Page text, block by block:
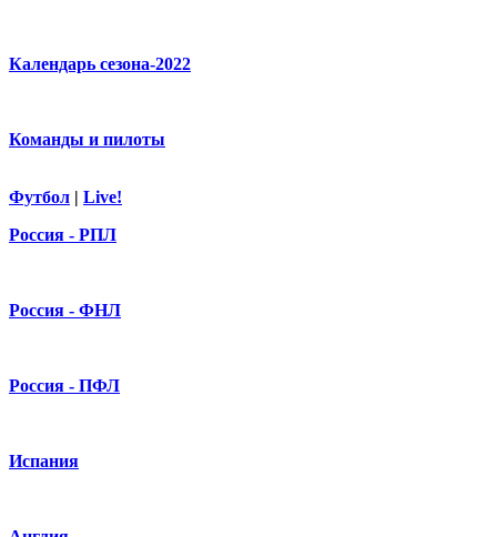
Календарь сезона-2022
Команды и пилоты
Футбол | Live!
Россия - РПЛ
Россия - ФНЛ
Россия - ПФЛ
Испания